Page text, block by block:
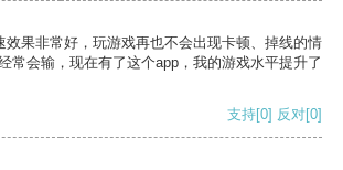
效果非常好，玩游戏再也不会出现卡顿、掉线的情
常会输，现在有了这个app，我的游戏水平提升了
支持[0] 反对[0]